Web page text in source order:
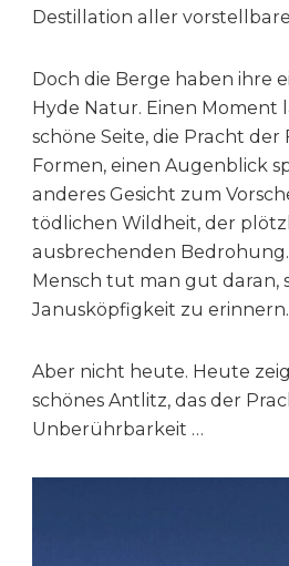
Destillation aller
Doch die Berge haben ihre
Hyde Natur. Einen Moment
schöne Seite, die Pracht der
Formen, einen Augenblick
anderes Gesicht zum
tödlichen Wildheit, der
ausbrechenden
Mensch tut man gut daran,
Janusköpfigkeit zu erinnern.
Aber nicht heute. Heute
schönes Antlitz, das der
Unberührbarkeit …